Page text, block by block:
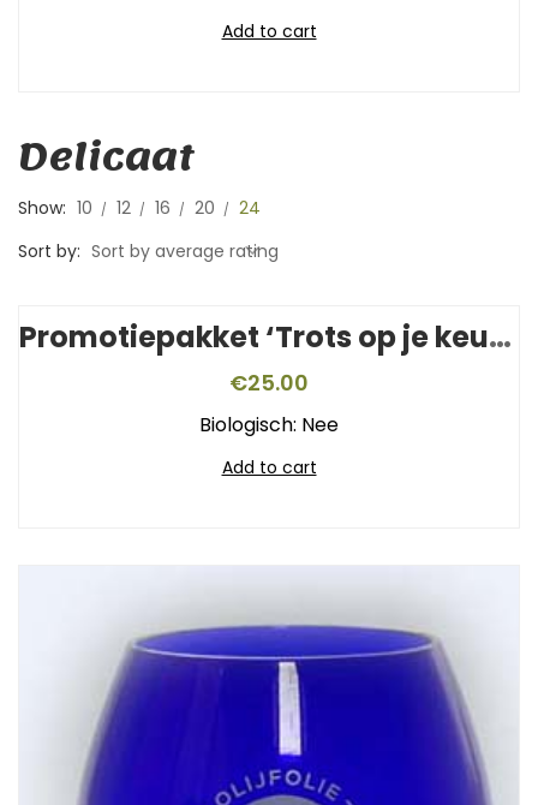
Add to cart
Delicaat
Show: 10 12 16 20
24
Sort by: Sort by average rating
Promotiepakket ‘Trots op je keurmerk’
€25.00
Biologisch: Nee
Add to cart